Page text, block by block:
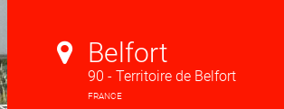
Belfort
90 - Territoire de Belfort
FRANCE